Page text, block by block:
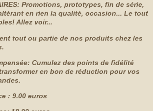
Promotions, prototypes, fin de série,
en rien la qualité, occasion... Le tout
Allez voir...
tout ou partie de nos produits chez les
Cumulez des points de fidélité
en bon de réduction pour vos
: 9.00 euros